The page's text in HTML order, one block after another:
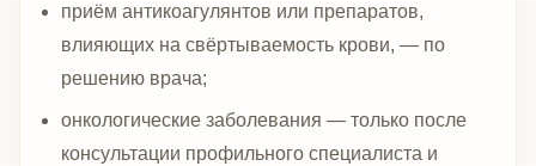
приём антикоагулянтов или препаратов,
влияющих на свёртываемость крови, — по
решению врача;
онкологические заболевания — только после
консультации профильного специалиста и